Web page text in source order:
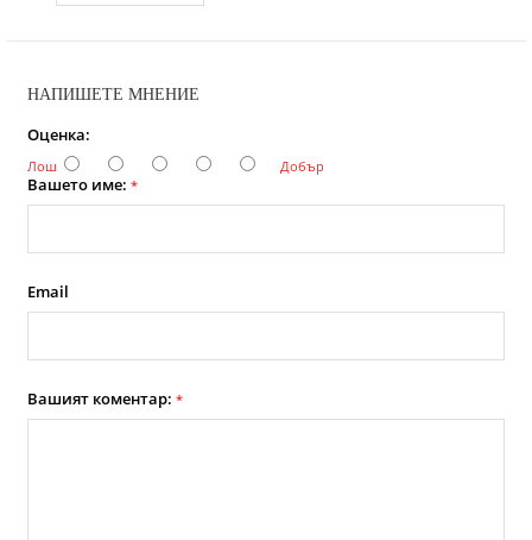
НАПИШЕТЕ МНЕНИЕ
Оценка:
Лош Добър
Вашето име: *
Email
Вашият коментар: *